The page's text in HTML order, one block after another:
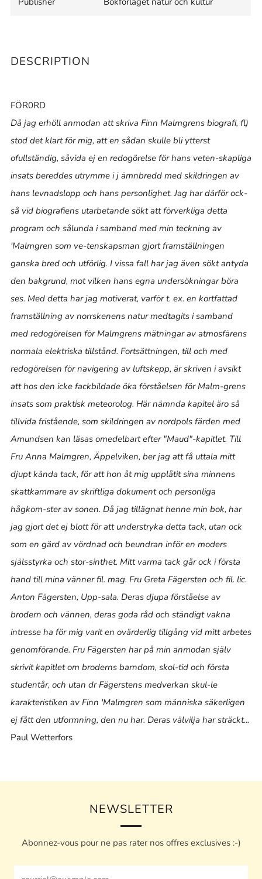
DESCRIPTION
FÖR0RD
Då jag erhöll anmodan att skriva Finn Malmgrens biografi, fl)
stod det klart för mig, att en sådan skulle bli ytterst
ofullständig, såvida ej en redogörelse för hans veten-skapliga
insats bereddes utrymme i j ämnbredd med skildringen av
hans levnadslopp och hans personlighet. Jag har därför ock-
så vid biografiens utarbetande sökt att förverkliga detta
program och sålunda i samband med min teckning av
'Malmgren som ve-tenskapsman gjort framställningen
ganska bred och utförlig. I vissa fall har jag även sökt antyda
den bakgrund, mot vilken hans egna undersökningar böra
ses. Med detta har jag motiverat, varför t. ex. en kortfattad
framställning av norrskenens natur medtagits i samband
med redogörelsen för Malmgrens mätningar av atmosfärens
normala elektriska tillstånd. Fortsättningen, till och med
redogörelsen för navigering av luftskepp, är skriven i avsikt
att hos den icke fackbildade öka förståelsen för Malm-grens
insats som praktisk meteorolog. Här nämnda kapitel äro så
tillvida fristående, som skildringen av nordpols färden med
Amundsen kan läsas omedelbart efter "Maud"-kapitlet. Till
Fru Anna Malmgren, Äppelviken, ber jag att få uttala mitt
djupt kända tack, för att hon åt mig upplåtit sina minnens
skattkammare av skriftliga dokument och personliga
hågkom-ster av sonen. Då jag tillägnat henne min bok, har
jag gjort det ej blott för att understryka detta tack, utan ock
som en gärd av vördnad och beundran inför en moders
själsstyrka och stor-sinthet. Mitt varma tack går ock i första
hand till mina vänner fil. mag. Fru Greta Fägersten och fil. lic.
Anton Fägersten, Upp-sala. Deras djupa förståelse av
brodern och vännen, deras goda råd och ständigt vakna
intresse ha för mig varit en ovärderlig tillgång vid mitt arbetes
genomförande. Fru Fägersten har på min anmodan själv
skrivit kapitlet om broderns barndom, skol-tid och första
studentår, och utan dr Fägerstens medverkan skul-le
karakteristiken av Finn 'Malmgren som människa säkerligen
ej fått den utformning, den nu har. Deras välvilja har sträckt...
Paul Wetterfors
NEWSLETTER
Abonnez-vous pour ne pas rater nos offres exclusives :-)